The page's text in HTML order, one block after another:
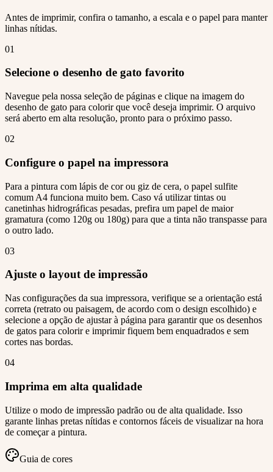
Antes de imprimir, confira o tamanho, a escala e o papel para manter
linhas nítidas.
01
Selecione o desenho de gato favorito
Navegue pela nossa seleção de páginas e clique na imagem do
desenho de gato para colorir que você deseja imprimir. O arquivo
será aberto em alta resolução, pronto para o próximo passo.
02
Configure o papel na impressora
Para a pintura com lápis de cor ou giz de cera, o papel sulfite
comum A4 funciona muito bem. Caso vá utilizar tintas ou
canetinhas hidrográficas pesadas, prefira um papel de maior
gramatura (como 120g ou 180g) para que a tinta não transpasse para
o outro lado.
03
Ajuste o layout de impressão
Nas configurações da sua impressora, verifique se a orientação está
correta (retrato ou paisagem, de acordo com o design escolhido) e
selecione a opção de ajustar à página para garantir que os desenhos
de gatos para colorir e imprimir fiquem bem enquadrados e sem
cortes nas bordas.
04
Imprima em alta qualidade
Utilize o modo de impressão padrão ou de alta qualidade. Isso
garante linhas pretas nítidas e contornos fáceis de visualizar na hora
de começar a pintura.
Guia de cores